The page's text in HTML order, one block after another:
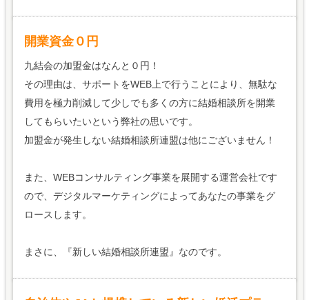
開業資金０円
九結会の加盟金はなんと０円！
その理由は、サポートをWEB上で行うことにより、無駄な
費用を極力削減して少しでも多くの方に結婚相談所を開業
してもらいたいという弊社の思いです。
加盟金が発生しない結婚相談所連盟は他にございません！
また、WEBコンサルティング事業を展開する運営会社です
ので、デジタルマーケティングによってあなたの事業をグ
ロースします。
まさに、『新しい結婚相談所連盟』なのです。